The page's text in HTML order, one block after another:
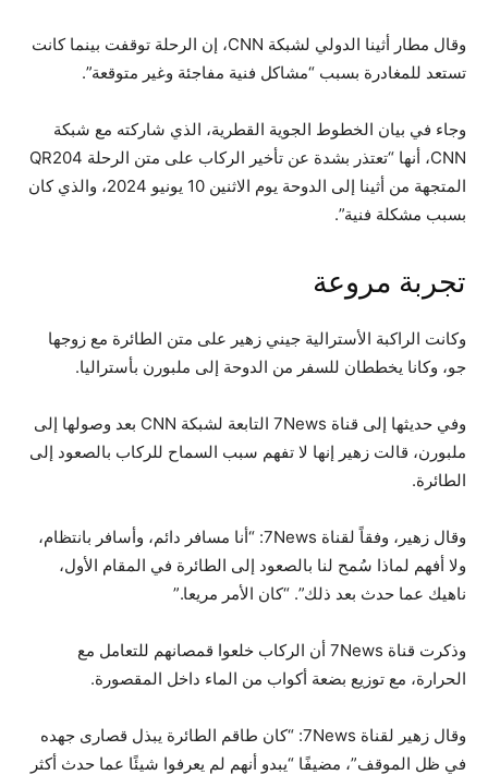
وقال مطار أثينا الدولي لشبكة CNN، إن الرحلة توقفت بينما كانت
تستعد للمغادرة بسبب “مشاكل فنية مفاجئة وغير متوقعة”.
وجاء في بيان الخطوط الجوية القطرية، الذي شاركته مع شبكة
CNN، أنها “تعتذر بشدة عن تأخير الركاب على متن الرحلة QR204
المتجهة من أثينا إلى الدوحة يوم الاثنين 10 يونيو 2024، والذي كان
بسبب مشكلة فنية”.
تجربة مروعة
وكانت الراكبة الأسترالية جيني زهير على متن الطائرة مع زوجها
جو، وكانا يخططان للسفر من الدوحة إلى ملبورن بأستراليا.
وفي حديثها إلى قناة 7News التابعة لشبكة CNN بعد وصولها إلى
ملبورن، قالت زهير إنها لا تفهم سبب السماح للركاب بالصعود إلى
الطائرة.
وقال زهير، وفقاً لقناة 7News: “أنا مسافر دائم، وأسافر بانتظام،
ولا أفهم لماذا سُمح لنا بالصعود إلى الطائرة في المقام الأول،
ناهيك عما حدث بعد ذلك”. “كان الأمر مريعا.”
وذكرت قناة 7News أن الركاب خلعوا قمصانهم للتعامل مع
الحرارة، مع توزيع بضعة أكواب من الماء داخل المقصورة.
وقال زهير لقناة 7News: “كان طاقم الطائرة يبذل قصارى جهده
في ظل الموقف”، مضيفًا “يبدو أنهم لم يعرفوا شيئًا عما حدث أكثر